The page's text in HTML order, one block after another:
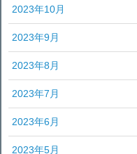
2023年10月
2023年9月
2023年8月
2023年7月
2023年6月
2023年5月